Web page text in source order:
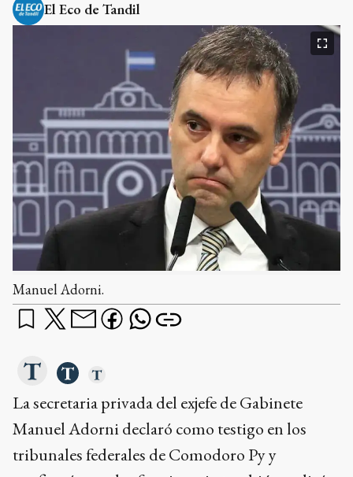
El Eco de Tandil
Manuel Adorni.
La secretaria privada del exjefe de Gabinete
Manuel Adorni declaró como testigo en los
tribunales federales de Comodoro Py y